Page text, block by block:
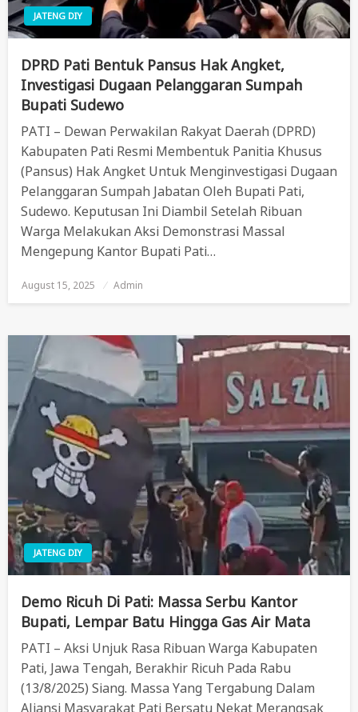
JATENG DIY
DPRD Pati Bentuk Pansus Hak Angket,
Investigasi Dugaan Pelanggaran Sumpah
Bupati Sudewo
PATI – Dewan Perwakilan Rakyat Daerah (DPRD)
Kabupaten Pati Resmi Membentuk Panitia Khusus
(Pansus) Hak Angket Untuk Menginvestigasi Dugaan
Pelanggaran Sumpah Jabatan Oleh Bupati Pati,
Sudewo. Keputusan Ini Diambil Setelah Ribuan
Warga Melakukan Aksi Demonstrasi Massal
Mengepung Kantor Bupati Pati…
Posted
On
August 15, 2025 Admin
JATENG DIY
Demo Ricuh Di Pati: Massa Serbu Kantor
Bupati, Lempar Batu Hingga Gas Air Mata
PATI – Aksi Unjuk Rasa Ribuan Warga Kabupaten
Pati, Jawa Tengah, Berakhir Ricuh Pada Rabu
(13/8/2025) Siang. Massa Yang Tergabung Dalam
Aliansi Masyarakat Pati Bersatu Nekat Merangsak